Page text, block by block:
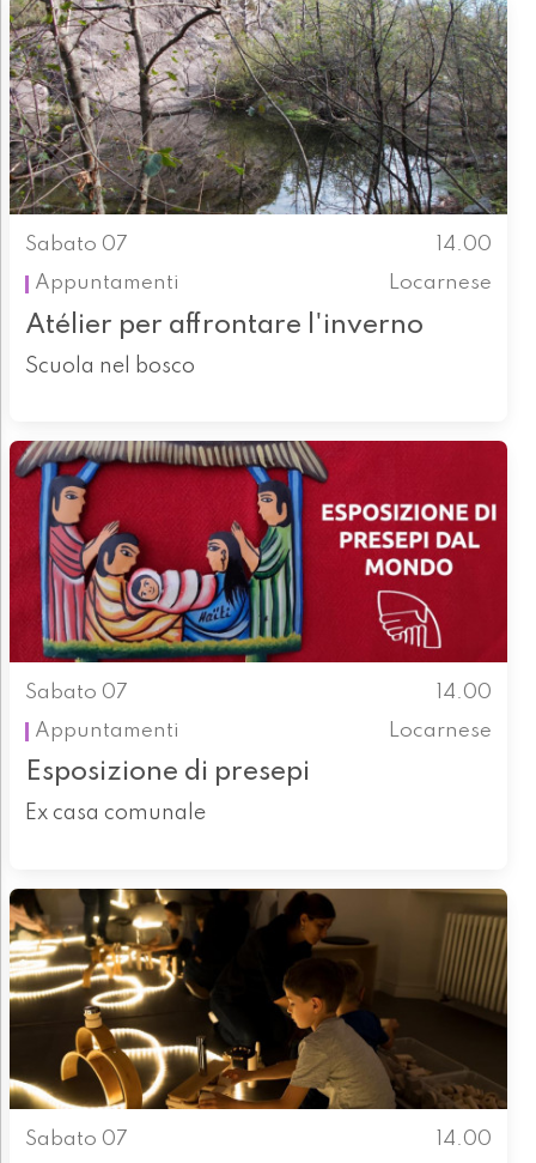
Sabato 07
14.00
Appuntamenti
Locarnese
Atélier per affrontare l'inverno
Scuola nel bosco
Sabato 07
14.00
Appuntamenti
Locarnese
Esposizione di presepi
Ex casa comunale
Sabato 07 14.00